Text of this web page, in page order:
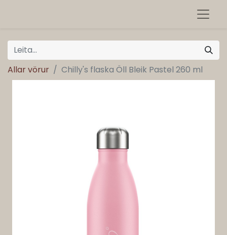
Allar vörur Chilly's flaska Öll Bleik Pastel 260 ml